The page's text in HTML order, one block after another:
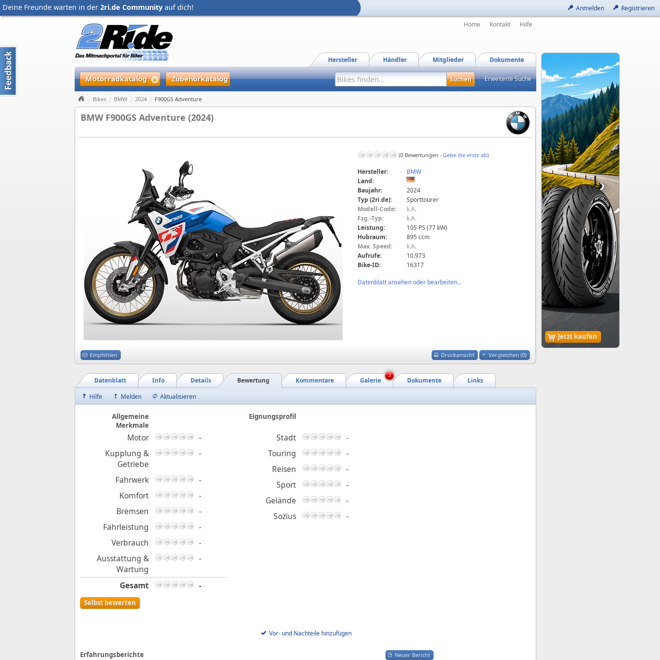
Anmelden Registrieren
Deine Freunde warten in der 2ri.de Community auf dich!
Jetzt kaufen
Home Kontakt Hilfe
Dokumente
Mitglieder
Händler
Hersteller
Motorradkatalog Zubehörkatalog Erweiterte Suche
Bikes BMW 2024 F900GS Adventure
BMW F900GS Adventure (2024)
(0 Bewertungen - Gebe die erste ab)
Hersteller:
BMW
Land:
Baujahr:
2024
Typ (2ri.de):
Sporttourer
Modell-Code:
k.A.
Fzg.-Typ:
k.A.
Leistung:
105 PS (77 kW)
Hubraum:
895 ccm
Max. Speed:
k.A.
Aufrufe:
10.973
Bike-ID:
16317
Datenblatt ansehen oder bearbeiten...
Druckansicht Vergleichen (0)
Empfehlen
Links
Dokumente
Galerie
Kommentare
Bewertung
Details
Info
Datenblatt
2
Hilfe Melden Aktualisieren
Allgemeine
Merkmale
Eignungsprofil
Motor
-
Kupplung &
Getriebe
-
Fahrwerk
-
Komfort
-
Bremsen
-
Fahrleistung
-
Verbrauch
-
Ausstattung &
Wartung
-
Gesamt -
Stadt
-
Touring
-
Reisen
-
Sport
-
Gelände
-
Sozius
-
Selbst bewerten
Vor- und Nachteile hinzufügen
Neuer Bericht
Erfahrungsberichte